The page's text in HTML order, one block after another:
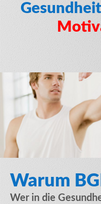
Warum
Wer in die